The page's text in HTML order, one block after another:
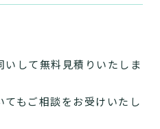
して無料見積りいたしま
もご相談をお受けいたし